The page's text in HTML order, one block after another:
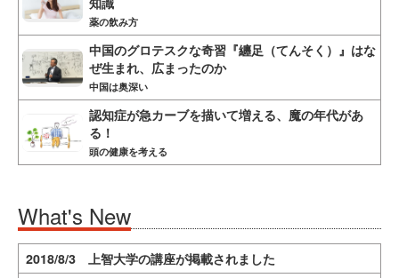
薬の飲み方
中国のグロテスクな奇習『纏足（てんそく）』はな
ぜ生まれ、広まったのか
中国は奥深い
認知症が急カーブを描いて増える、魔の年代があ
る！
頭の健康を考える
What's New
2018/8/3 上智大学の講座が掲載されました